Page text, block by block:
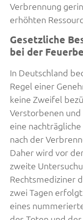
Verbrennung
erhöhten
Gesetzliche
bei der
In Deutschland
Regel einer
keine Zweifel
Verstorbenen und
eine
nach der
Daher wird vor
zweite
Rechtsmediziner
zwei Tagen
eines